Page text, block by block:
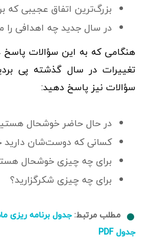
بزرگ‌ترین اتفاق عجیبی که
در سال جدید چه اهدافی را
هنگامی که به این سؤالات پاسخ
تغییرات در سال گذشته پی
سؤالات نیز پاسخ دهید:
در حال حاضر خوشحال
کسانی که دوست‌شان
برای چه چیزی خوشحال
برای چه چیزی شکرگزارید؟
مطلب مرتبط:جدول برنامه ریزی
جدول PDF